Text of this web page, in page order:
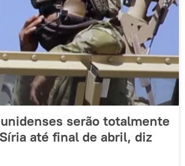
serão totalmente
até final de abril, diz